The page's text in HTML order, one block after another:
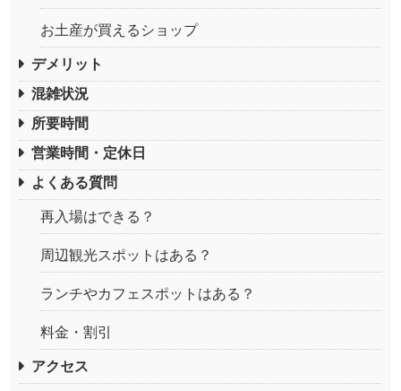
お土産が買えるショップ
デメリット
混雑状況
所要時間
営業時間・定休日
よくある質問
再入場はできる？
周辺観光スポットはある？
ランチやカフェスポットはある？
料金・割引
アクセス